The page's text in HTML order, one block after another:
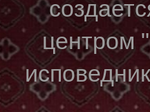
центром